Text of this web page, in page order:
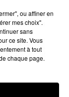
EN
ou affiner en
mes choix".
sans
ce site. Vous
à tout
chaque page.